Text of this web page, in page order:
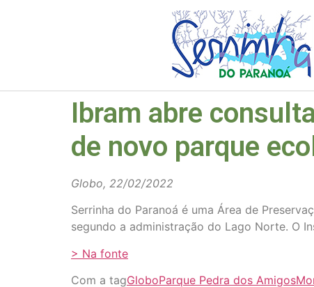
Ibram abre
de novo parque
Globo, 22/02/2022
Serrinha do Paranoá é uma Área de
segundo a administração do Lago Norte. O
> Na fonte
Com a tagGloboParque Pedra dos Amigos